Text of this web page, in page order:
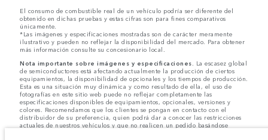
El consumo de combustible real de un vehículo podría ser diferente del
obtenido en dichas pruebas y estas cifras son para fines comparativos
únicamente.
*Las imágenes y especificaciones mostradas son de carácter meramente
ilustrativo y pueden no reflejar la disponibilidad del mercado. Para obtener
más información consulte su concesionario local.
Nota importante sobre imágenes y especificaciones.
La escasez global
de semiconductores está afectando actualmente la producción de ciertos
equipamientos, la disponibilidad de opcionales y los tiempos de producción.
Esta es una situación muy dinámica y como resultado de ella, el uso de
fotografías en este sitio web puede no reflejar completamente las
especificaciones disponibles de equipamientos, opcionales, versiones y
colores. Recomendamos que los clientes se pongan en contacto con el
distribuidor de su preferencia, quien podrá dar a conocer las restricciones
actuales de nuestros vehículos y que no realicen un pedido basándose